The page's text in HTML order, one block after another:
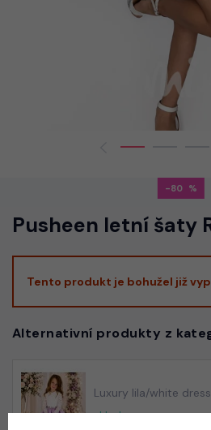
-80
Pusheen letní šaty
Tento produkt je bohužel již
Alternativní produkty z
Luxury lila/white
skladem